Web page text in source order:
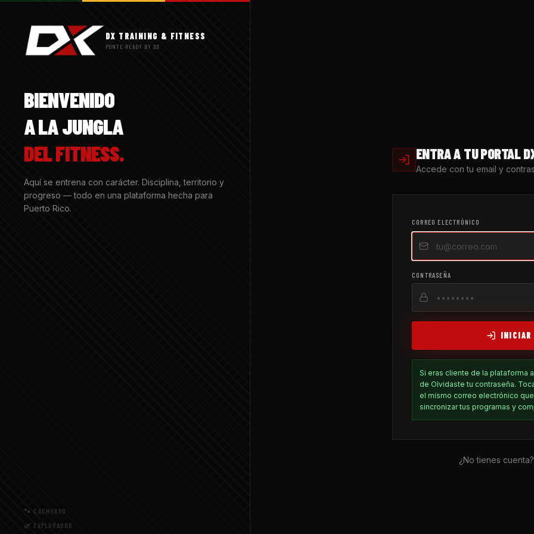
DX TRAINING & FITNESS
PONTE READY BY DX
BIENVENIDO
A LA JUNGLA
DEL FITNESS.
Aquí se entrena con carácter. Disciplina, territorio y
progreso — todo en una plataforma hecha para
Puerto Rico.
🐾 CACHORRO
🌿 EXPLORADOR
ENTRA A TU PORTAL
Accede con tu email y
CORREO ELECTRÓNICO
CONTRASEÑA
INICIAR
Si eras cliente de la plataforma
de Olvidaste tu contraseña.
el mismo correo electrónico
sincronizar tus programas y
¿No tienes cuenta?